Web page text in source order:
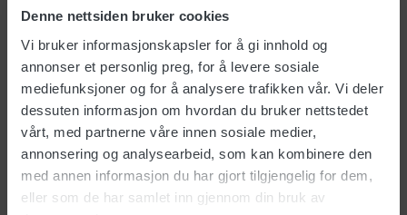
Denne nettsiden bruker cookies
Vi bruker informasjonskapsler for å gi innhold og
annonser et personlig preg, for å levere sosiale
mediefunksjoner og for å analysere trafikken vår. Vi deler
dessuten informasjon om hvordan du bruker nettstedet
vårt, med partnerne våre innen sosiale medier,
annonsering og analysearbeid, som kan kombinere den
med annen informasjon du har gjort tilgjengelig for dem,
eller som de har samlet inn gjennom din bruk av
Åpne interaktiv delekatalog
Last ned produktark
Last ned FDV
Bruksanvisning - MLC-C